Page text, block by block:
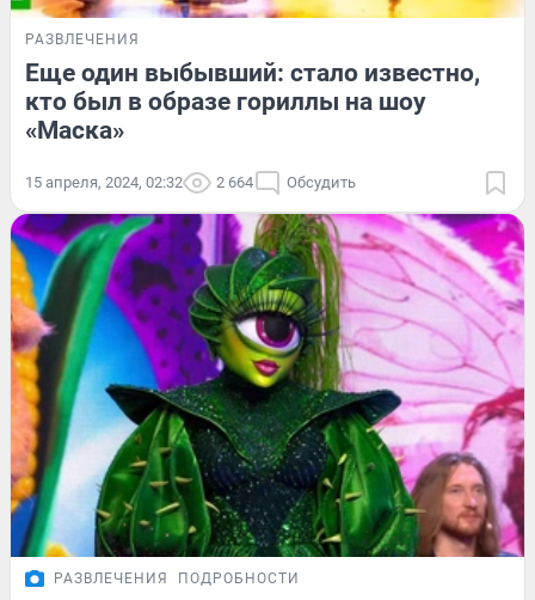
РАЗВЛЕЧЕНИЯ
Еще один выбывший: стало известно,
кто был в образе гориллы на шоу
«Маска»
15 апреля, 2024, 02:32 2 664 Обсудить
РАЗВЛЕЧЕНИЯ ПОДРОБНОСТИ